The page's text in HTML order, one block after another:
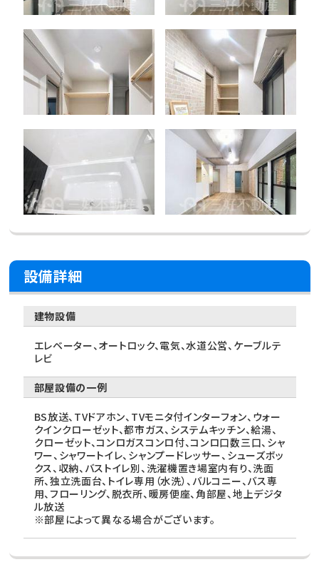
設備詳細
建物設備
エレベーター、オートロック、電気、水道公営、ケーブルテ
レビ
部屋設備の一例
BS放送、TVドアホン、TVモニタ付インターフォン、ウォー
クインクローゼット、都市ガス、システムキッチン、給湯、
クローゼット、コンロガスコンロ付、コンロ口数三口、シャ
ワー、シャワートイレ、シャンプードレッサー、シューズボッ
クス、収納、バストイレ別、洗濯機置き場室内有り、洗面
所、独立洗面台、トイレ専用（水洗）、バルコニー、バス専
用、フローリング、脱衣所、暖房便座、角部屋、地上デジタ
ル放送
※部屋によって異なる場合がございます。